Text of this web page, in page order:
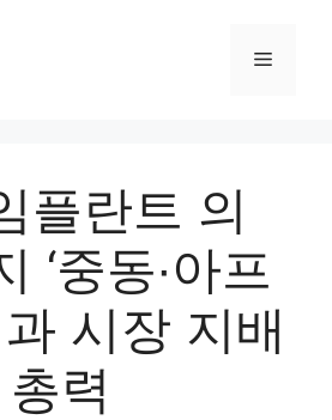
메
플란트 의
‘중동∙아프
과 시장 지배
력